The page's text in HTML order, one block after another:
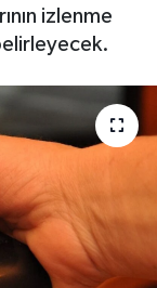
izlenme